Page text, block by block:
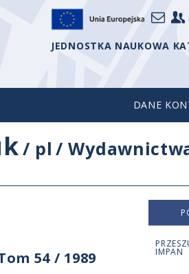
JEDNOSTKA NAUKOWA
DANE
/ pl /
54 / 1989 IMPAN